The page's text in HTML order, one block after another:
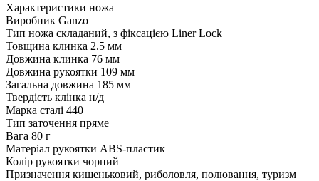
Характеристики ножа
Виробник Ganzo
Тип ножа складаний, з фіксацією Liner Lock
Товщина клинка 2.5 мм
Довжина клинка 76 мм
Довжина рукоятки 109 мм
Загальна довжина 185 мм
Твердість клінка н/д
Марка сталі 440
Тип заточення пряме
Вага 80 г
Матеріал рукоятки ABS-пластик
Колір рукоятки чорний
Призначення кишеньковий, риболовля, полювання, туризм